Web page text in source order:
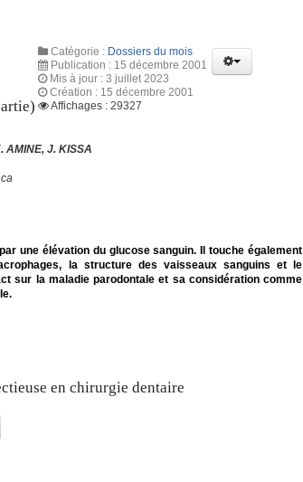
Catégorie : Dossiers du mois
Publication : 15 décembre 2001
Mis à jour : 3 juillet 2023
Création : 15 décembre 2001
Affichages : 29327
AMINE, J. KISSA
une élévation du glucose sanguin. Il touche également
la structure des vaisseaux sanguins et le
sur la maladie parodontale et sa considération comme
en chirurgie dentaire